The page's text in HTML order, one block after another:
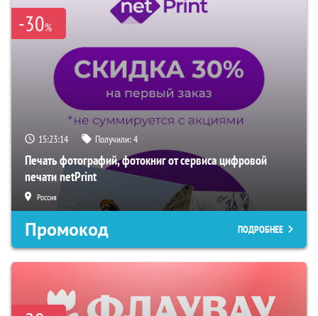
-30%
15:23:13 Получили:4
Печать фотографий, фотокниг от сервиса цифровой
печати netPrint
Россия
Промокод ПОДРОБНЕЕ